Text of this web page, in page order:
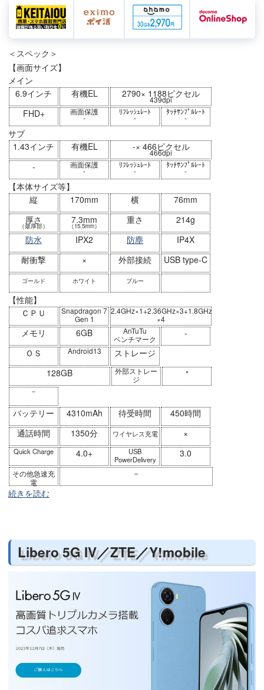
＜スペック＞
【画面サイズ】
メイン
6.9インチ
有機EL 2790× 1188ピクセル
439dpi
FHD+ 画面保護
-
ﾘﾌﾚｯｼｭﾚｰﾄ
-
ﾀｯﾁｻﾝﾌﾟﾙﾚｰﾄ
-
サブ
1.43インチ
有機EL -× 466ピクセル
466dpi
- 画面保護
-
ﾘﾌﾚｯｼｭﾚｰﾄ
-
ﾀｯﾁｻﾝﾌﾟﾙﾚｰﾄ
-
【本体サイズ等】
縦
170mm 横
76mm
厚さ
（最厚部）
7.3mm
（15.5mm）
重さ
214g
防水
IPX2 防塵
IP4X
耐衝撃
× 外部接続 USB type-C
ゴールド ホワイト ブルー
【性能】
ＣＰＵ
Snapdragon 7
Gen 1
2.4GHz×1+2.36GHz×3+1.8GHz
×4
メモリ 6GB
AnTuTu
ベンチマーク
-
ＯＳ
Android13
ストレージ
128GB
外部ストレー
ジ
×
－
バッテリー 4310mAh 待受時間
450時間
通話時間
1350分 ワイヤレス充電 ×
Quick Charge 4.0+
USB
PowerDelivery
3.0
その他急速充
電
－
続きを読む
Libero 5G IV／ZTE／Y!mobile